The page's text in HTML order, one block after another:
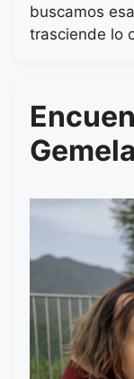
buscamos
trasciende lo